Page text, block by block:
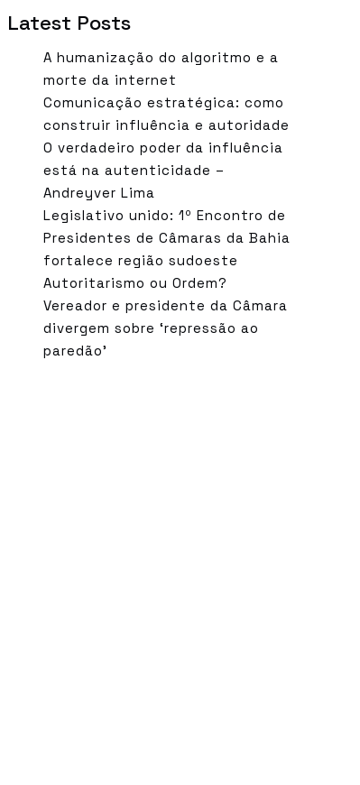
Latest Posts
A humanização do algoritmo e a
morte da internet
Comunicação estratégica: como
construir influência e autoridade
O verdadeiro poder da influência
está na autenticidade –
Andreyver Lima
Legislativo unido: 1º Encontro de
Presidentes de Câmaras da Bahia
fortalece região sudoeste
Autoritarismo ou Ordem?
Vereador e presidente da Câmara
divergem sobre ‘repressão ao
paredão’